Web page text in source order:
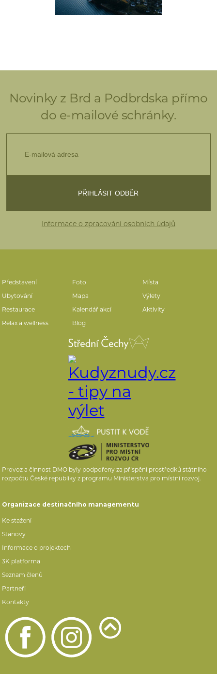
Novinky z Brd a Podbrdska přímo
do e-mailové schránky.
Informace o zpracování osobních údajů
Představení Foto
Místa
Ubytování
Mapa
Výlety
Restaurace
Kalendář akcí
Aktivity
Relax a wellness
Blog
Provoz a činnost DMO byly podpořeny za přispění prostředků státního
rozpočtu České republiky z programu Ministerstva pro místní rozvoj.
Organizace destinačního managementu
Ke stažení
Stanovy
Informace o projektech
3K platforma
Seznam členů
Partneři
Kontakty